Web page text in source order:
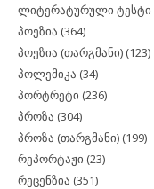
ლიტერატურული ტესტი
პოეზია (364)
პოეზია (თარგმანი) (123)
პოლემიკა (34)
პორტრეტი (236)
პროზა (304)
პროზა (თარგმანი) (199)
რეპორტაჟი (23)
რეცენზია (351)